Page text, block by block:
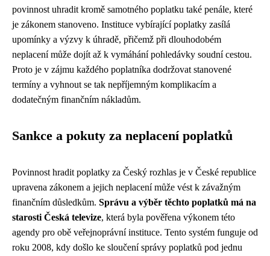
povinnost uhradit kromě samotného poplatku také penále, které
je zákonem stanoveno. Instituce vybírající poplatky zasílá
upomínky a výzvy k úhradě, přičemž při dlouhodobém
neplacení může dojít až k vymáhání pohledávky soudní cestou.
Proto je v zájmu každého poplatníka dodržovat stanovené
termíny a vyhnout se tak nepříjemným komplikacím a
dodatečným finančním nákladům.
Sankce a pokuty za neplacení poplatků
Povinnost hradit poplatky za Český rozhlas je v České republice
upravena zákonem a jejich neplacení může vést k závažným
finančním důsledkům. Správu a výběr těchto poplatků má na
starosti Česká televize, která byla pověřena výkonem této
agendy pro obě veřejnoprávní instituce. Tento systém funguje od
roku 2008, kdy došlo ke sloučení správy poplatků pod jednu